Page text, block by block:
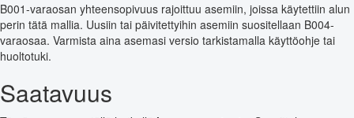
B001-varaosan yhteensopivuus rajoittuu asemiin, joissa käytettiin alun
perin tätä mallia. Uusiin tai päivitettyihin asemiin suositellaan B004-
varaosaa. Varmista aina asemasi versio tarkistamalla käyttöohje tai
huoltotuki.
Saatavuus